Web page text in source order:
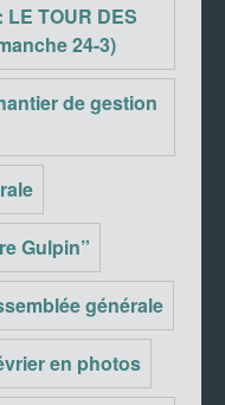
LE TOUR DES
24-3)
de gestion
Gulpin”
générale
en photos